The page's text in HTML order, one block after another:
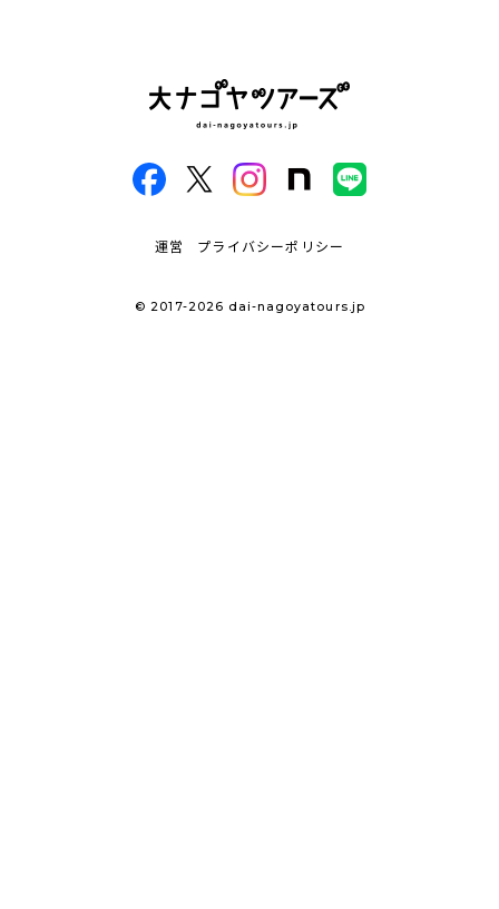
運営 プライバシーポリシー
© 2017-2026 dai-nagoyatours.jp